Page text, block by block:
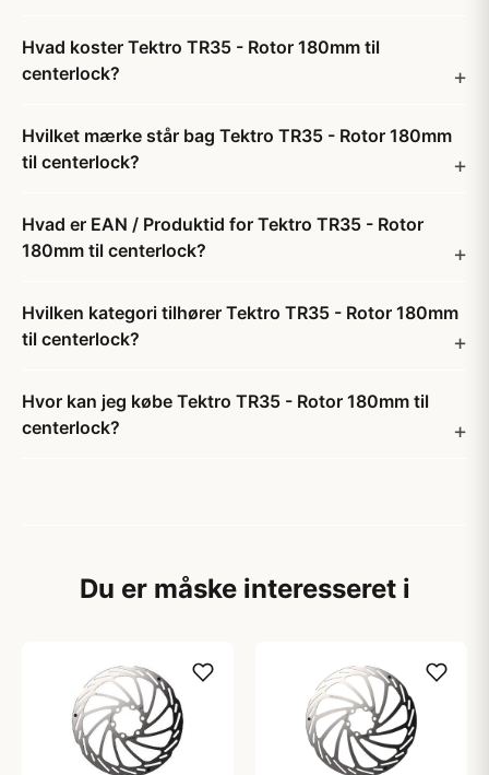
Hvad koster Tektro TR35 - Rotor 180mm til
centerlock?
Hvilket mærke står bag Tektro TR35 - Rotor 180mm
til centerlock?
Hvad er EAN / Produktid for Tektro TR35 - Rotor
180mm til centerlock?
Hvilken kategori tilhører Tektro TR35 - Rotor 180mm
til centerlock?
Hvor kan jeg købe Tektro TR35 - Rotor 180mm til
centerlock?
Du er måske interesseret i